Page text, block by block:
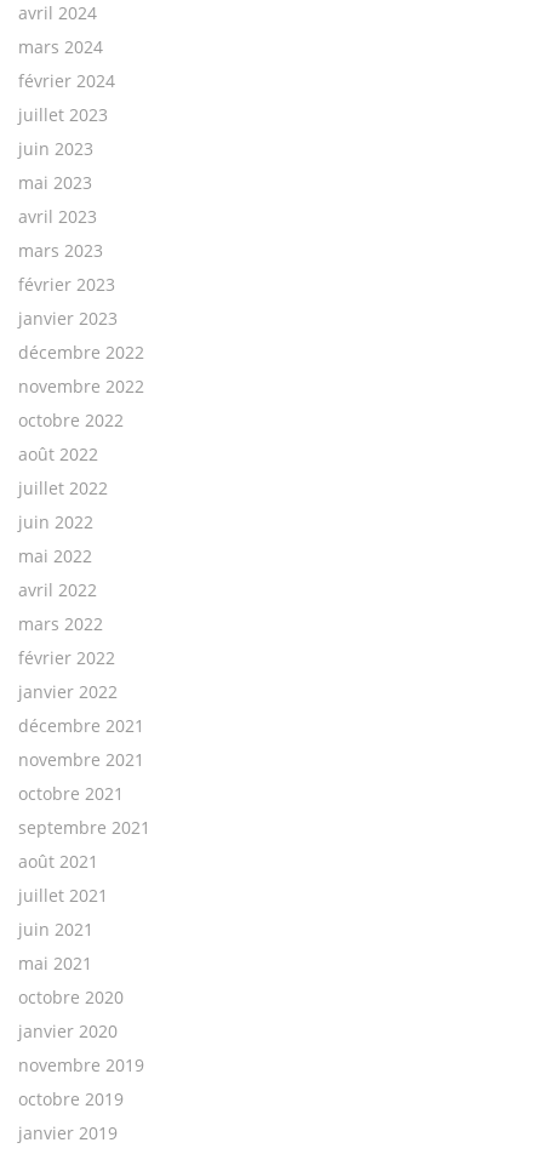
avril 2024
mars 2024
février 2024
juillet 2023
juin 2023
mai 2023
avril 2023
mars 2023
février 2023
janvier 2023
décembre 2022
novembre 2022
octobre 2022
août 2022
juillet 2022
juin 2022
mai 2022
avril 2022
mars 2022
février 2022
janvier 2022
décembre 2021
novembre 2021
octobre 2021
septembre 2021
août 2021
juillet 2021
juin 2021
mai 2021
octobre 2020
janvier 2020
novembre 2019
octobre 2019
janvier 2019